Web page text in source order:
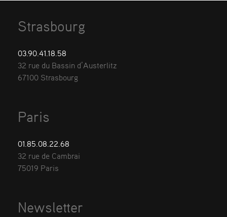
Strasbourg
03.90.41.18.58
32 rue du Bassin d’Austerlitz
67100 Strasbourg
Paris
01.85.08.22.68
32 rue de Cambrai
75019 Paris
Newsletter